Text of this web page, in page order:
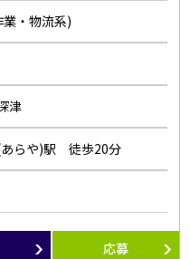
・物流系)
津
らや)駅 徒歩20分
応募